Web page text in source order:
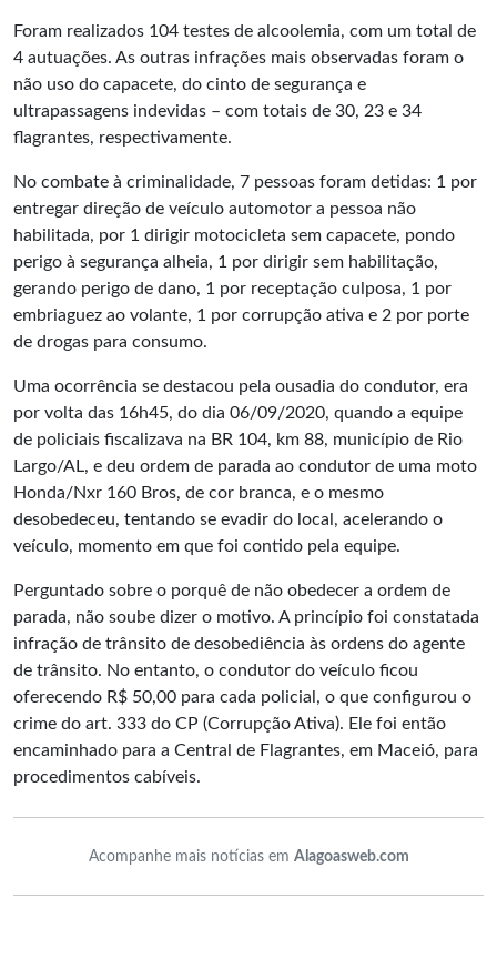
Foram realizados 104 testes de alcoolemia, com um total de
4 autuações. As outras infrações mais observadas foram o
não uso do capacete, do cinto de segurança e
ultrapassagens indevidas – com totais de 30, 23 e 34
flagrantes, respectivamente.
No combate à criminalidade, 7 pessoas foram detidas: 1 por
entregar direção de veículo automotor a pessoa não
habilitada, por 1 dirigir motocicleta sem capacete, pondo
perigo à segurança alheia, 1 por dirigir sem habilitação,
gerando perigo de dano, 1 por receptação culposa, 1 por
embriaguez ao volante, 1 por corrupção ativa e 2 por porte
de drogas para consumo.
Uma ocorrência se destacou pela ousadia do condutor, era
por volta das 16h45, do dia 06/09/2020, quando a equipe
de policiais fiscalizava na BR 104, km 88, município de Rio
Largo/AL, e deu ordem de parada ao condutor de uma moto
Honda/Nxr 160 Bros, de cor branca, e o mesmo
desobedeceu, tentando se evadir do local, acelerando o
veículo, momento em que foi contido pela equipe.
Perguntado sobre o porquê de não obedecer a ordem de
parada, não soube dizer o motivo. A princípio foi constatada
infração de trânsito de desobediência às ordens do agente
de trânsito. No entanto, o condutor do veículo ficou
oferecendo R$ 50,00 para cada policial, o que configurou o
crime do art. 333 do CP (Corrupção Ativa). Ele foi então
encaminhado para a Central de Flagrantes, em Maceió, para
procedimentos cabíveis.
Acompanhe mais notícias em Alagoasweb.com